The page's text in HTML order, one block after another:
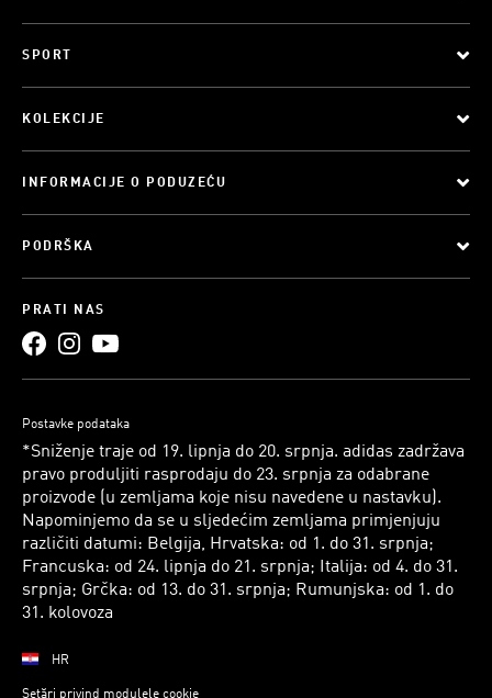
SPORT
KOLEKCIJE
INFORMACIJE O PODUZEĆU
PODRŠKA
PRATI NAS
Postavke podataka
*Sniženje traje od 19. lipnja do 20. srpnja. adidas zadržava
pravo produljiti rasprodaju do 23. srpnja za odabrane
proizvode (u zemljama koje nisu navedene u nastavku).
Napominjemo da se u sljedećim zemljama primjenjuju
različiti datumi: Belgija, Hrvatska: od 1. do 31. srpnja;
Francuska: od 24. lipnja do 21. srpnja; Italija: od 4. do 31.
srpnja; Grčka: od 13. do 31. srpnja; Rumunjska: od 1. do
31. kolovoza
HR
Setări privind modulele cookie